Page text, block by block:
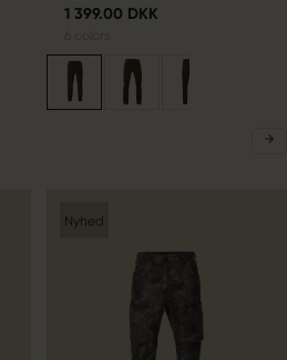
1 399.00 DKK
Nyhed